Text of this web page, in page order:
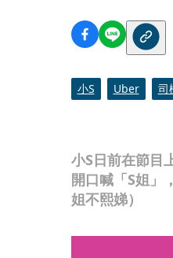
小S日前在節目
開口喊「S姐」
姐不熙娣）
小S Uber 司